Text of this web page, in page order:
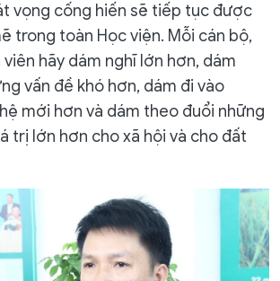
vọng cống hiến sẽ tiếp tục được
trong toàn Học viện. Mỗi cán bộ,
viên hãy dám nghĩ lớn hơn, dám
vấn đề khó hơn, dám đi vào
mới hơn và dám theo đuổi những
trị lớn hơn cho xã hội và cho đất